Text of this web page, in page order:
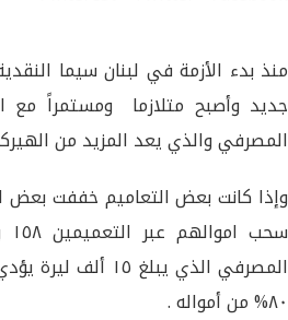
منذ بدء الأزمة في لبنان سيما
جديد وأصبح متلازما ومستمراً مع
المصرفي والذي يعد المزيد من
وإذا كانت بعض التعاميم خففت بعض
المصرفي الذي يبلغ
٨٠% من أمواله .